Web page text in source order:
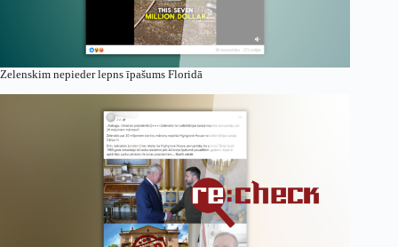
Zelenskim nepieder lepns īpašums Floridā